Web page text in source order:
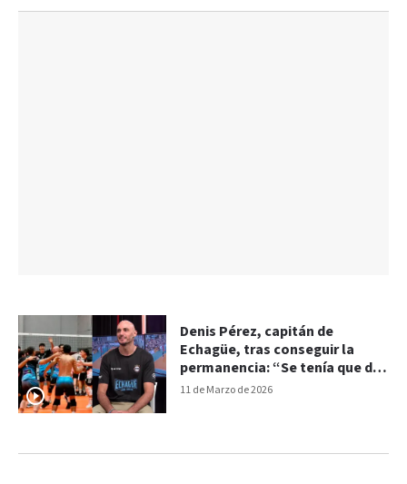
11 de Marzo de 2026
Denis Pérez, capitán de
Echagüe, tras conseguir la
permanencia: “Se tenía que dar
de esta forma”